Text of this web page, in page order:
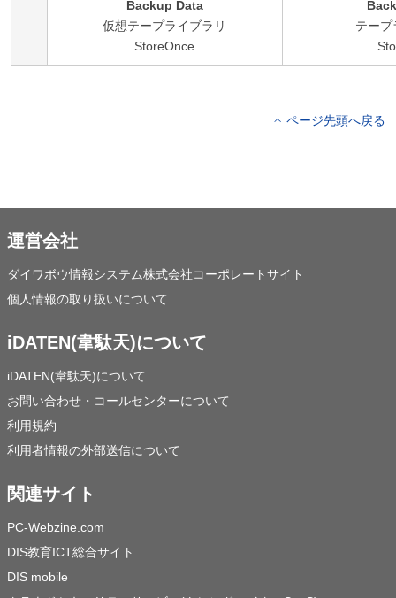
Backup Data
仮想テープライブラリ
StoreOnce
テー
ページ先頭へ戻る
運営会社
ダイワボウ情報システム株式会社コーポレートサイト
個人情報の取り扱いについて
iDATEN(韋駄天)について
iDATEN(韋駄天)について
お問い合わせ・コールセンターについて
利用規約
利用者情報の外部送信について
関連サイト
PC-Webzine.com
DIS教育ICT総合サイト
DIS mobile